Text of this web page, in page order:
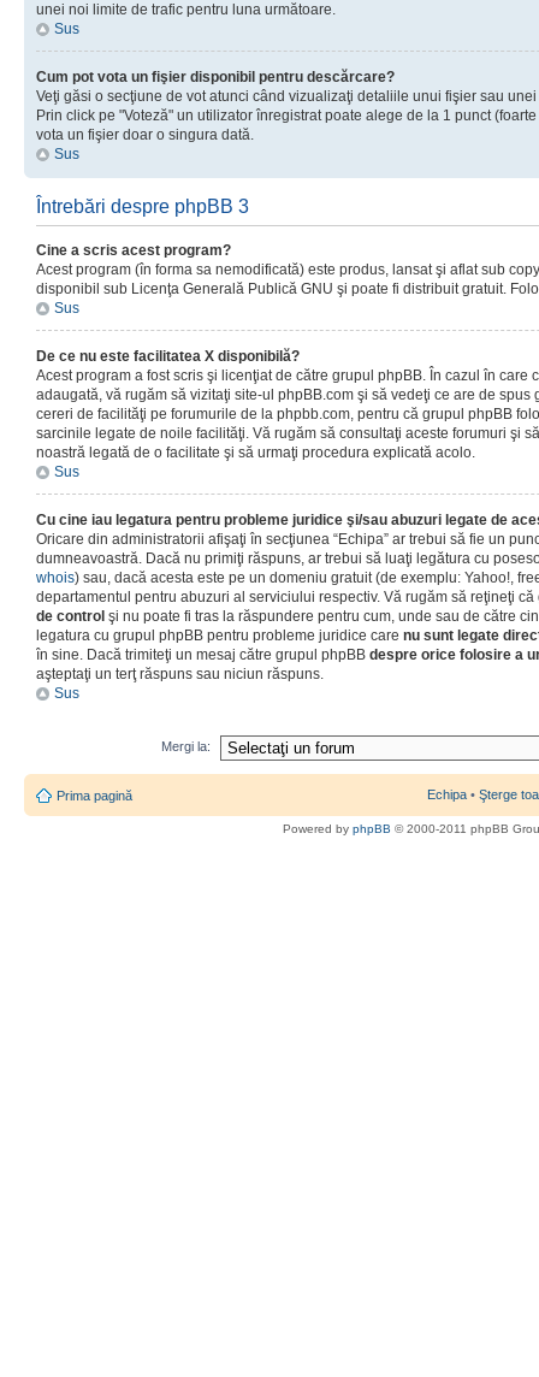
unei noi limite de trafic pentru luna următoare.
Sus
Cum pot vota un fişier disponibil pentru descărcare?
Veţi găsi o secţiune de vot atunci când vizualizaţi detaliile unui fişier sau
Prin click pe "Voteză" un utilizator înregistrat poate alege de la 1 punct
vota un fişier doar o singura dată.
Sus
Întrebări despre phpBB 3
Cine a scris acest program?
Acest program (în forma sa nemodificată) este produs, lansat şi aflat sub
disponibil sub Licenţa Generală Publică GNU şi poate fi distribuit gratuit.
Sus
De ce nu este facilitatea X disponibilă?
Acest program a fost scris şi licenţiat de către grupul phpBB. În cazul în care
adaugată, vă rugăm să vizitaţi site-ul phpBB.com şi să vedeţi ce are de
cereri de facilităţi pe forumurile de la phpbb.com, pentru că grupul phpBB
sarcinile legate de noile facilităţi. Vă rugăm să consultaţi aceste forumuri şi
noastră legată de o facilitate şi să urmaţi procedura explicată acolo.
Sus
Cu cine iau legatura pentru probleme juridice şi/sau abuzuri legate de
Oricare din administratorii afişaţi în secţiunea “Echipa” ar trebui să fie un
dumneavoastră. Dacă nu primiţi răspuns, ar trebui să luaţi legătura cu
whois) sau, dacă acesta este pe un domeniu gratuit (de exemplu: Yahoo!,
departamentul pentru abuzuri al serviciului respectiv. Vă rugăm să reţineţi
de control şi nu poate fi tras la răspundere pentru cum, unde sau de către
legatura cu grupul phpBB pentru probleme juridice care nu sunt legate
în sine. Dacă trimiteţi un mesaj către grupul phpBB despre orice folosire a
aşteptaţi un terţ răspuns sau niciun răspuns.
Sus
Mergi la:
Prima pagină Echipa • Şterge
Powered by phpBB © 2000-2011 phpBB